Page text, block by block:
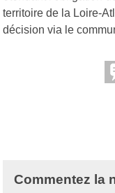
territoire de la Loire-
décision via le
Commentez la